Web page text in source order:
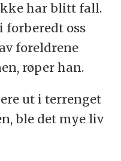
har blitt fall.
forberedt oss
foreldrene
røper han.
ut i terrenget
ble det mye liv